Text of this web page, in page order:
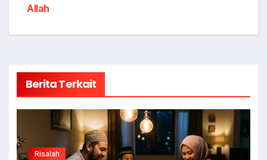
Allah
Berita Terkait
Risalah